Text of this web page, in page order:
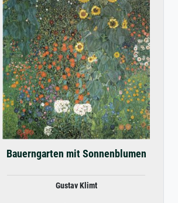
Bauerngarten mit Sonnenblumen
Gustav Klimt